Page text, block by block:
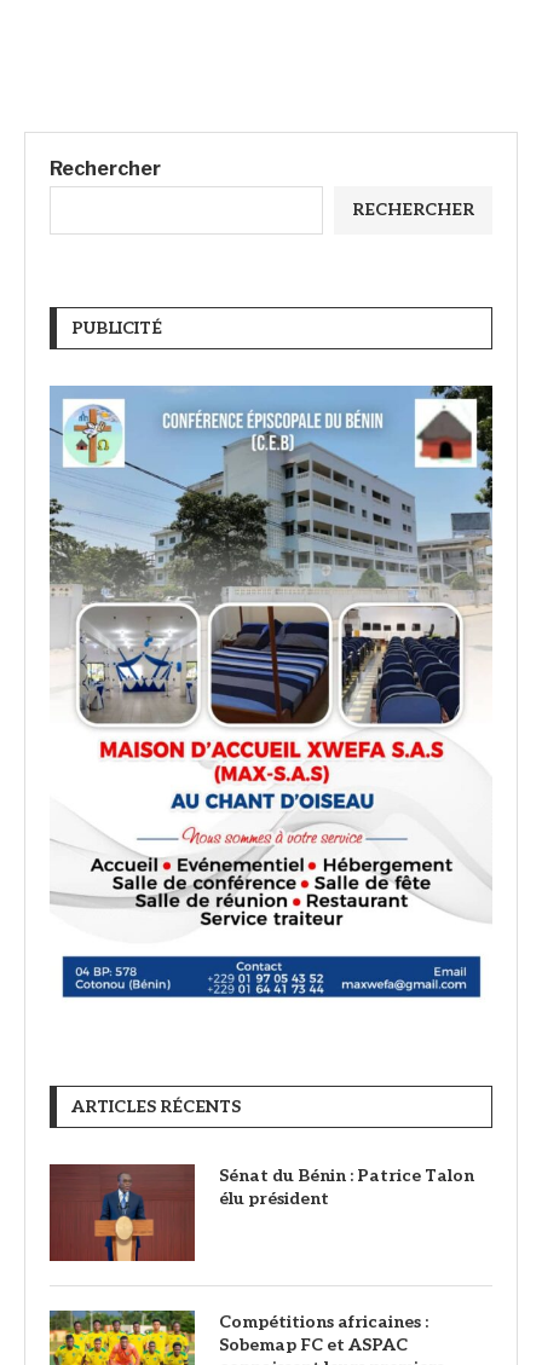
Rechercher
RECHERCHER
PUBLICITÉ
ARTICLES RÉCENTS
Sénat du Bénin : Patrice Talon
élu président
Compétitions africaines :
Sobemap FC et ASPAC